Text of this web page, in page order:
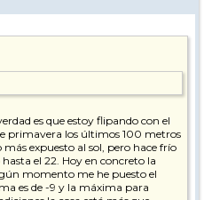
es que estoy flipando con el
primavera los últimos 100 metros
expuesto al sol, pero hace frío
el 22. Hoy en concreto la
momento me he puesto el
es de -9 y la máxima para